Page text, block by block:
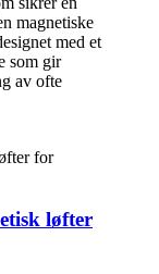
magnetiske
med et
som gir
av ofte
løfter